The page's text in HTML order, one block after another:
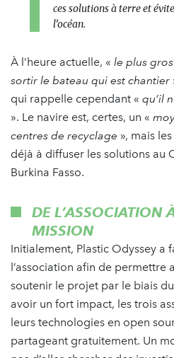
ces solutions à terre et
l’océan.
À l’heure actuelle, « le plus
sortir le bateau qui est chantier
qui rappelle cependant « qu’il
». Le navire est, certes, un «
centres de recyclage », mais
déjà à diffuser les solutions au
Burkina Fasso.
DE L’ASSOCIATION
MISSION
Initialement, Plastic Odyssey a
l’association afin de permettre
soutenir le projet par le biais
avoir un fort impact, les trois
leurs technologies en open
partageant gratuitement. Un